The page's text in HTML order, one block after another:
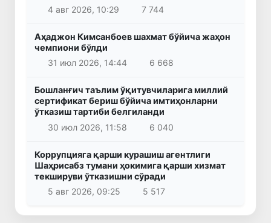
4 авг 2026, 10:29
7 744
Аҳаджон Кимсанбоев шахмат бўйича жаҳон
чемпиони бўлди
31 июл 2026, 14:44
6 668
Бошланғич таълим ўқитувчиларига миллий
сертификат бериш бўйича имтиҳонларни
ўтказиш тартиби белгиланди
30 июл 2026, 11:58
6 040
Коррупцияга қарши курашиш агентлиги
Шаҳрисабз тумани ҳокимига қарши хизмат
текшируви ўтказишни сўради
5 авг 2026, 09:25
5 517